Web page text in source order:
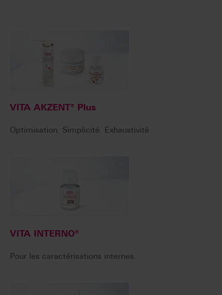
VITA AKZENT® Plus
Optimisation. Simplicité. Exhaustivité.
VITA INTERNO®
Pour les caractérisations internes.